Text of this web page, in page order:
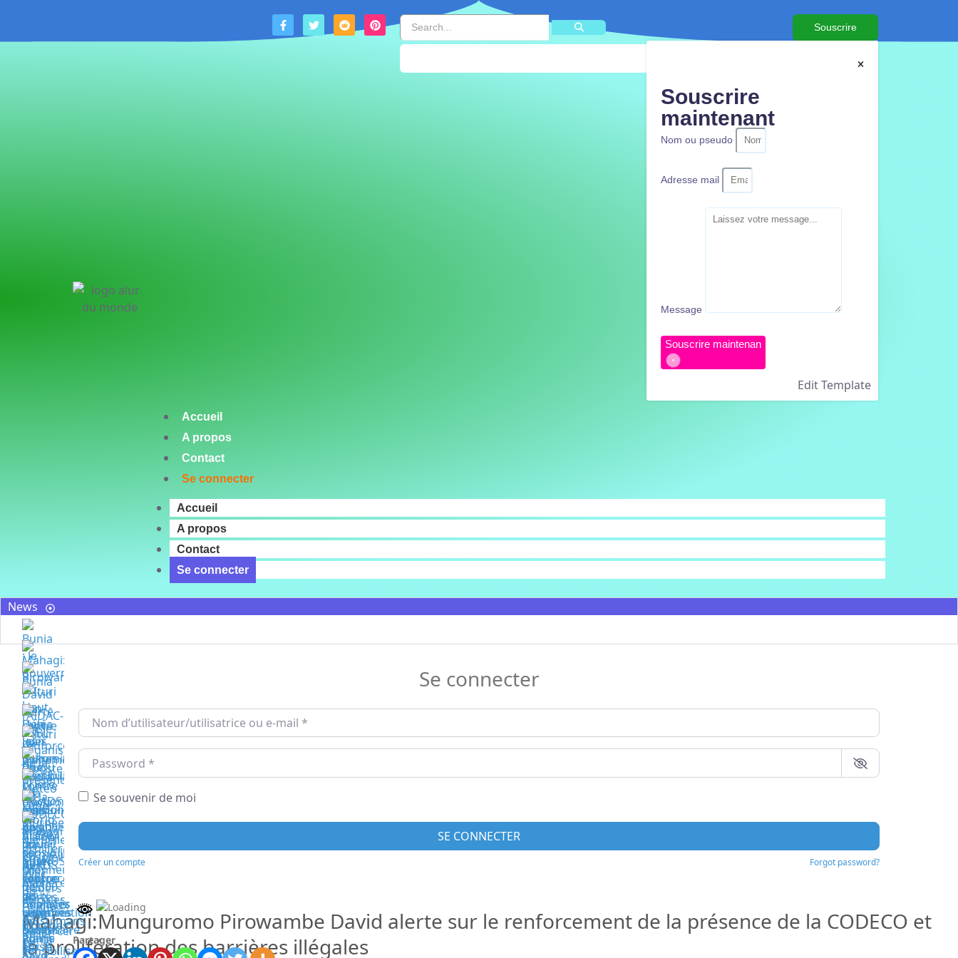
Souscrire
Souscrire
maintenant
Nom ou pseudo
Adresse mail
Message
Souscrire maintenan
Edit Template
Accueil
A propos
Contact
Se connecter
Accueil
A propos
Contact
Se connecter
News
Mahagi:Munguromo Pirowambe David alerte sur le renforcement de la présence de la CODECO et
la prolifération des barrières illégales
Se connecter
Nom d’utilisateur/utilisatrice ou e-mail
Password
Se souvenir de moi
SE CONNECTER
Créer un compte Forgot password?
Partager